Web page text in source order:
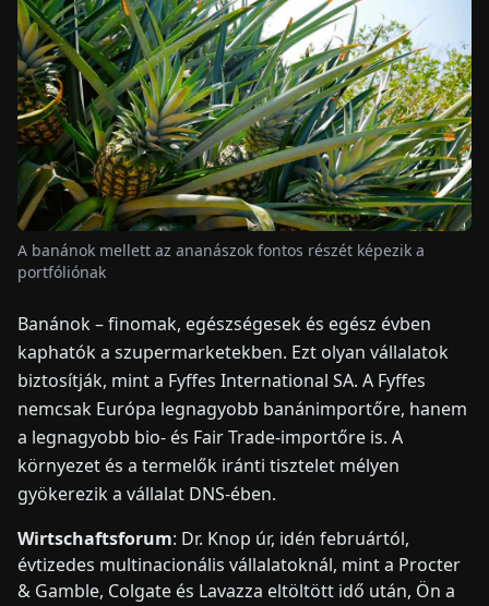
E-
PAPÍR
HÍREK
KAPCSOLAT
A banánok mellett az ananászok fontos részét képezik a
portfóliónak
Banánok – finomak, egészségesek és egész évben
kaphatók a szupermarketekben. Ezt olyan vállalatok
biztosítják, mint a Fyffes International SA. A Fyffes
nemcsak Európa legnagyobb banánimportőre, hanem
a legnagyobb bio- és Fair Trade-importőre is. A
környezet és a termelők iránti tisztelet mélyen
gyökerezik a vállalat DNS-ében.
Wirtschaftsforum: Dr. Knop úr, idén februártól,
évtizedes multinacionális vállalatoknál, mint a Procter
& Gamble, Colgate és Lavazza eltöltött idő után, Ön a